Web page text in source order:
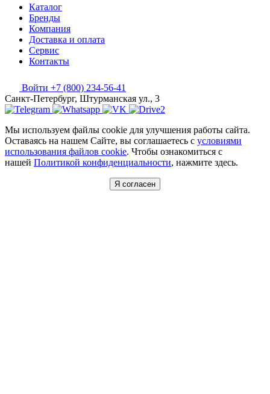
Каталог
Бренды
Компания
Доставка и оплата
Сервис
Контакты
Войти +7 (800) 234-56-41
Санкт-Петербург, Штурманская ул., 3
Мы используем файлы cookie для улучшения работы сайта.
Оставаясь на нашем Сайте, вы соглашаетесь с условиями
использования файлов cookie. Чтобы ознакомиться с
нашей Политикой конфиденциальности, нажмите здесь.
Я согласен